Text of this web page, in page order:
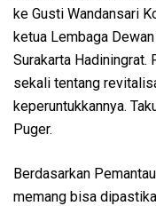
ke Gusti Wandansari
ketua Lembaga
Surakarta Hadiningrat.
sekali tentang
keperuntukkannya.
Puger.
Berdasarkan
memang bisa